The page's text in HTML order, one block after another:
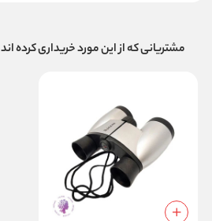
مشتریانی که از این مورد خریداری کرده اند